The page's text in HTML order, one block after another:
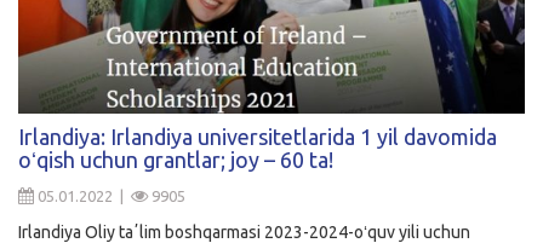
Irlandiya: Irlandiya universitetlarida 1 yil davomida
oʻqish uchun grantlar; joy – 60 ta!
05.01.2022 | 9905
Irlandiya Oliy taʼlim boshqarmasi 2023-2024-oʻquv yili uchun